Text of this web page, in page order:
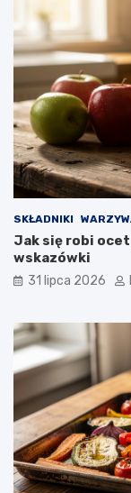
SKŁADNIKI
Jak się robi
wskazówki
31 lipca 2026